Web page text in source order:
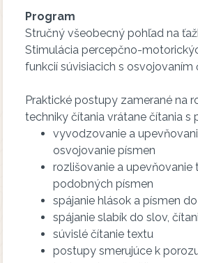
Program
Stručný všeobecný pohľad na
Stimulácia percepčno-
funkcií súvisiacich s osvojovaním
Praktické postupy zamerané na
techniky čítania vrátane čítania s
vyvodzovanie a
osvojovanie písmen
rozlišovanie a upevňovanie
podobných písmen
spájanie hlások a písmen
spájanie slabík do slov,
súvislé čítanie textu
postupy smerujúce k